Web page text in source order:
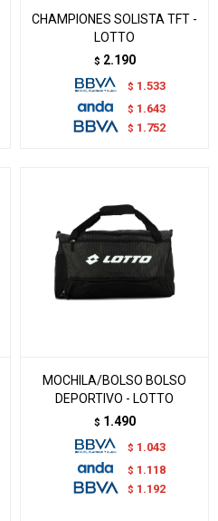
CHAMPIONES SOLISTA TFT -
LOTTO
$ 2.190
$ 1.533
$ 1.643
$ 1.752
MOCHILA/BOLSO BOLSO
DEPORTIVO - LOTTO
$ 1.490
$ 1.043
$ 1.118
$ 1.192